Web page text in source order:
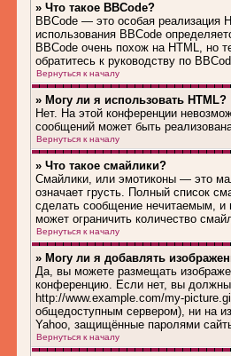
» Что такое BBCode?
BBCode — это особая реализация
использования BBCode
BBCode очень похож на HTML, но
обратитесь к руководству по
Вернуться к началу
» Могу ли я использовать HTML?
Нет. На этой конференции
сообщений может быть
Вернуться к началу
» Что такое смайлики?
Смайлики, или эмотиконы — это
означает грусть. Полный список
сделать сообщение нечитаемым, и
может ограничить количество
Вернуться к началу
» Могу ли я добавлять
Да, вы можете размещать
конференцию. Если нет, вы должны
http://www.example.com/my-
общедоступным сервером), ни на
Yahoo, защищённые паролями
Вернуться к началу